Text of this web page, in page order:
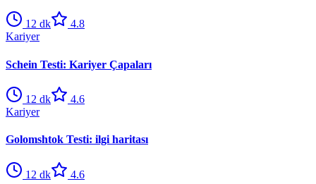
12 dk
4.8
Kariyer
Schein Testi: Kariyer Çapaları
12 dk
4.6
Kariyer
Golomshtok Testi: ilgi haritası
12 dk 4.6